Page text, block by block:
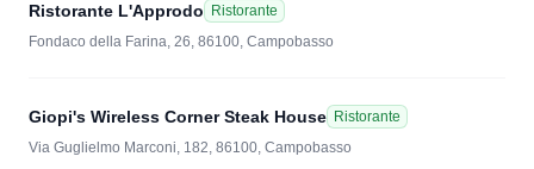
Ristorante L'Approdo
Ristorante
Fondaco della Farina, 26, 86100, Campobasso
Giopi's Wireless Corner Steak House Ristorante
Via Guglielmo Marconi, 182, 86100, Campobasso